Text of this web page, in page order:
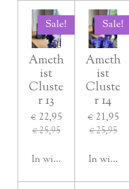
Sale!
Ameth
ist
Cluste
r 13
€ 22,95
€ 25,95
In winkelwagen
Sale!
Ameth
ist
Cluste
r 14
€ 21,95
€ 25,95
In